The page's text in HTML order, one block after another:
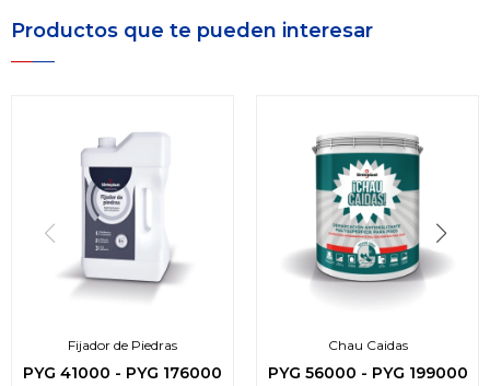
Productos que te pueden interesar
Fijador de Piedras
PYG 41000 - PYG 176000
Chau Caidas
PYG 56000 - PYG 199000